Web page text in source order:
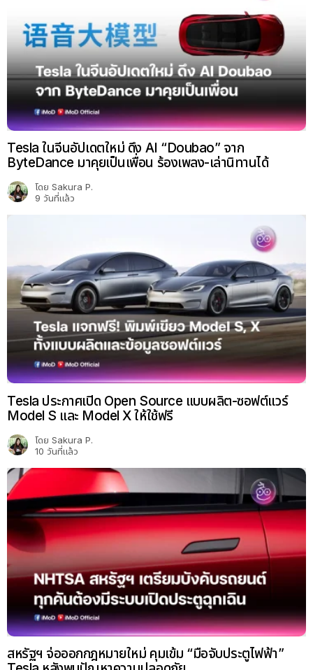
Tesla ในจีนอัปเดตใหม่ ดึง AI “Doubao” จาก
ByteDance มาคุยเป็นเพื่อน ร้องเพลง-เล่านิทานได้
โดย Sakura P.
9 วันที่แล้ว
Tesla ประกาศเปิด Open Source แบบผลิต-ซอฟต์แวร์
Model S และ Model X ให้ใช้ฟรี
โดย Sakura P.
10 วันที่แล้ว
สหรัฐฯ จ่อออกกฎหมายใหม่ คุมเข้ม “มือจับประตูไฟฟ้า”